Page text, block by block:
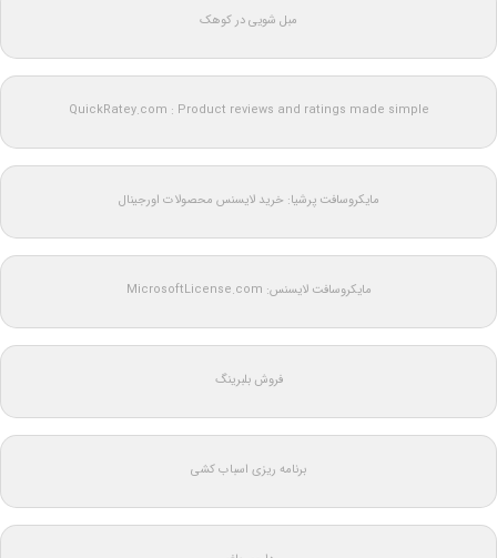
مبل شویی در کوهک
QuickRatey.com : Product reviews and ratings made simple
مایکروسافت پرشیا: خرید لایسنس محصولات اورجینال
مایکروسافت لایسنس: MicrosoftLicense.com
فروش بلبرینگ
برنامه ریزی اسباب کشی